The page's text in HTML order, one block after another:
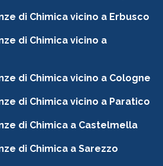
di Chimica vicino a Erbusco
di Chimica vicino a
di Chimica vicino a Cologne
di Chimica vicino a Paratico
di Chimica a Castelmella
di Chimica a Sarezzo